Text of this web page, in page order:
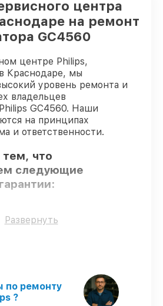
центра
на ремонт
GC4560
центре Philips,
Краснодаре, мы
уровень ремонта и
владельцев
GC4560. Наши
на принципах
и ответственности.
что
следующие
комплектующие
их уровень мастерства.
работ вовремя
–
завершение работ без
Развернуть
по ремонту
?